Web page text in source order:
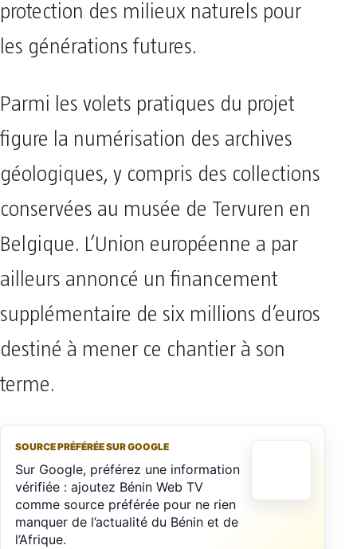
protection des milieux naturels pour
les générations futures.
Parmi les volets pratiques du projet
figure la numérisation des archives
géologiques, y compris des collections
conservées au musée de Tervuren en
Belgique. L’Union européenne a par
ailleurs annoncé un financement
supplémentaire de six millions d’euros
destiné à mener ce chantier à son
terme.
SOURCE PRÉFÉRÉE SUR GOOGLE
Sur Google, préférez une information
vérifiée : ajoutez Bénin Web TV
comme source préférée pour ne rien
manquer de l’actualité du Bénin et de
l’Afrique.